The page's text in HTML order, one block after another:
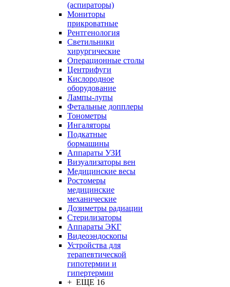
(аспираторы)
Мониторы
прикроватные
Рентгенология
Светильники
хирургические
Операционные столы
Центрифуги
Кислородное
оборудование
Лампы-лупы
Фетальные допплеры
Тонометры
Ингаляторы
Подкатные
бормашины
Аппараты УЗИ
Визуализаторы вен
Медицинские весы
Ростомеры
медицинские
механические
Дозиметры радиации
Стерилизаторы
Аппараты ЭКГ
Видеоэндоскопы
Устройства для
терапевтической
гипотермии и
гипертермии
+ ЕЩЕ 16